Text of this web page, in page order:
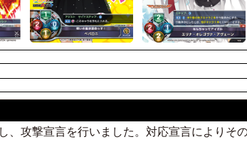
、攻撃宣言を行いました。対応宣言によりそ